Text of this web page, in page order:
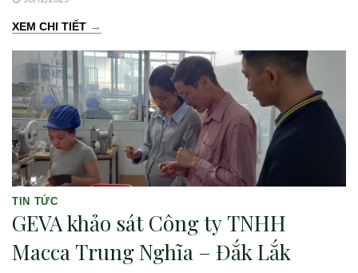
XEM CHI TIẾT →
TIN TỨC
GEVA khảo sát Công ty TNHH
Macca Trung Nghĩa – Đắk Lắk